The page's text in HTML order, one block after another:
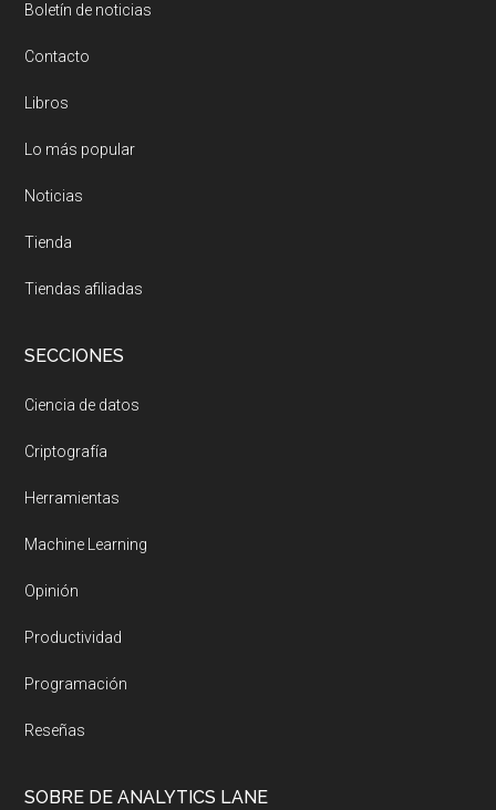
Boletín de noticias
Contacto
Libros
Lo más popular
Noticias
Tienda
Tiendas afiliadas
SECCIONES
Ciencia de datos
Criptografía
Herramientas
Machine Learning
Opinión
Productividad
Programación
Reseñas
SOBRE DE ANALYTICS LANE